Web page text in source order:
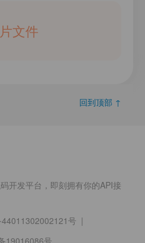
文件
回到顶部 ↑
开发平台，即刻拥有你的API接
44011302002121号 |
19016086号